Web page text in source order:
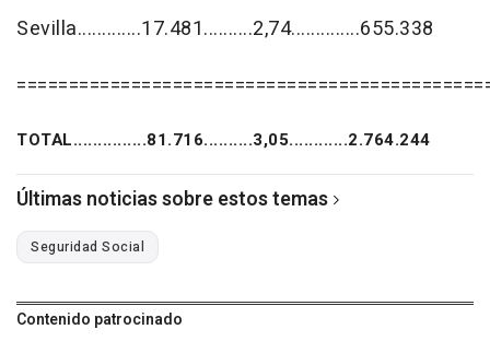
Sevilla.............17.481..........2,74..............655.338
TOTAL...............81.716..........3,05............2.764.244
Últimas noticias sobre estos temas
Seguridad Social
Contenido patrocinado